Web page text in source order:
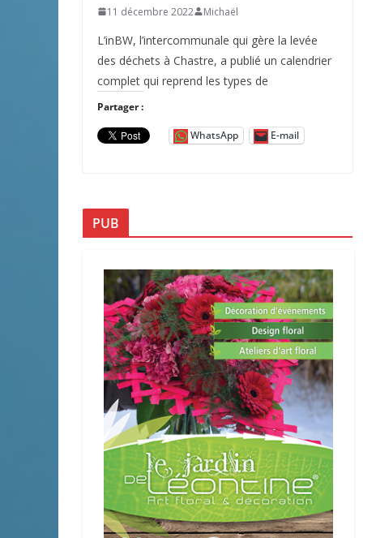
11 décembre 2022 Michaël
L’inBW, l’intercommunale qui gère la levée
des déchets à Chastre, a publié un calendrier
complet qui reprend les types de
Partager :
WhatsApp E-mail
PUB